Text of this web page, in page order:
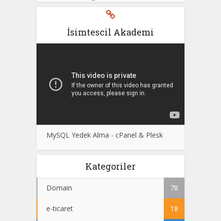
İsimtescil Akademi
MySQL Yedek Alma - cPanel & Plesk
Kategoriler
Domain 78
e-ticaret 18